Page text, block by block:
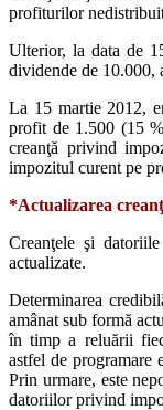
profiturilor
Ulterior, la data de
dividende de 10.000,
La 15 martie 2012,
profit de 1.500 (15
creanţă privind
impozitul curent pe
*Actualizarea
Creanţele şi
actualizate.
Determinarea
amânat sub formă
în timp a reluării
astfel de programare
Prin urmare, este
datoriilor privind